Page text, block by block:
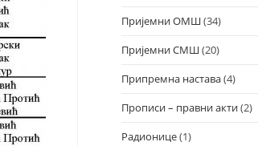
Пријемни ОМШ(34)
Пријемни СМШ(20)
Припремна настава(4)
Прописи – правни акти(2)
Радионице(1)